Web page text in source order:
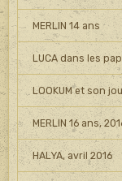
MERLIN 14 ans
LUCA dans les
LOOKUM et son
MERLIN 16 ans,
HALYA, avril 2016